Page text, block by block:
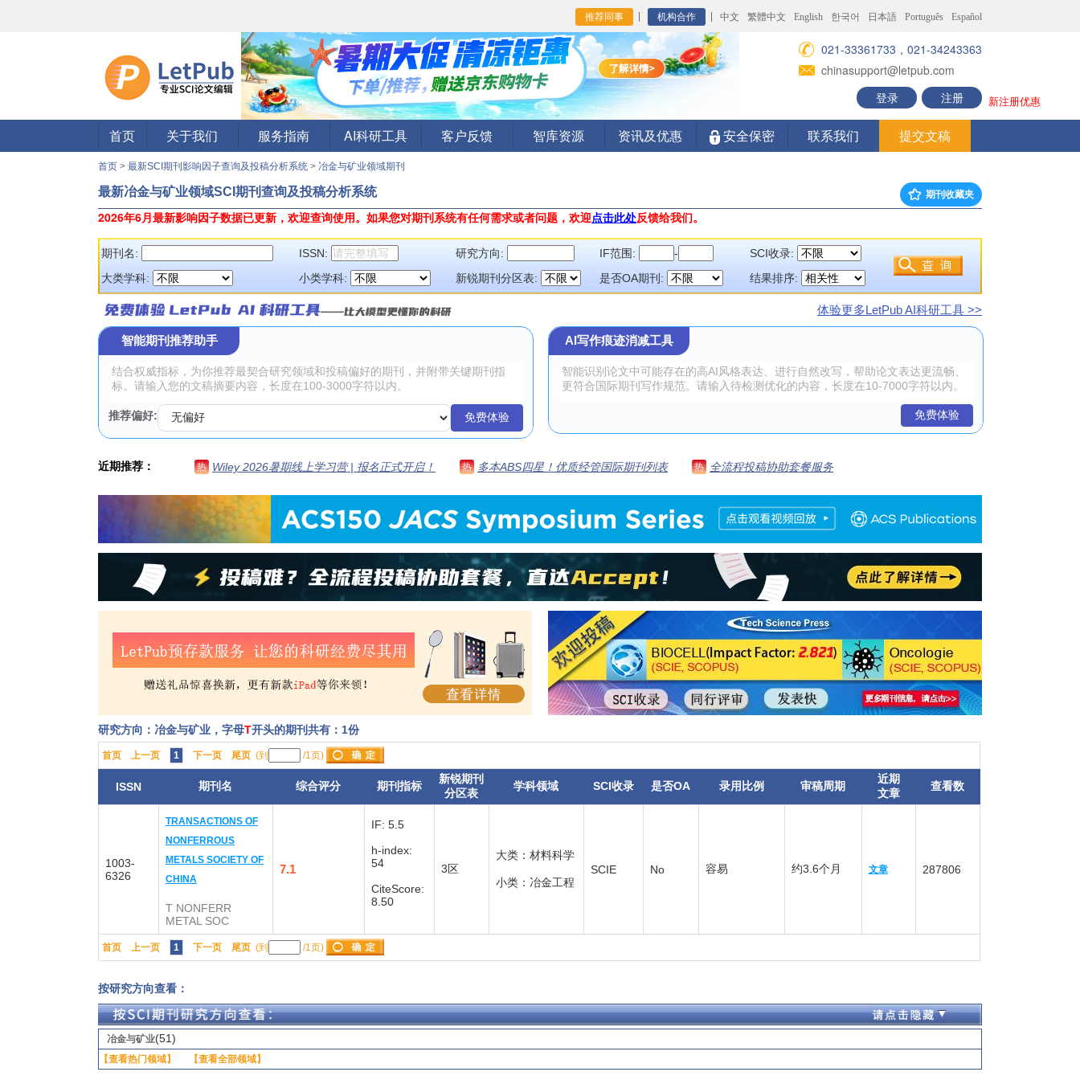
推荐同事 机构合作 中文 繁體中文 English 한국어 日本語 Português Español
021-33361733，021-34243363
chinasupport@letpub.com
登录
注册 新注册优惠
首页 关于我们 服务指南 AI科研工具 客户反馈 智库资源 资讯及优惠 安全保密 联系我们 提交文稿
首页 > 最新SCI期刊影响因子查询及投稿分析系统 > 冶金与矿业领域期刊
最新冶金与矿业领域SCI期刊查询及投稿分析系统 期刊收藏夹
2026年6月最新影响因子数据已更新，欢迎查询使用。 如果您对期刊系统有任何需求或者问题，欢迎点击此处反馈给我们。
期刊名: ISSN: 研究方向: IF范围: -
SCI收录:
大类学科:
小类学科: 新锐期刊分区表: 是否OA期刊: 结果排序:
体验更多LetPub AI科研工具 >>
智能期刊推荐助手
推荐偏好: 免费体验
AI写作痕迹消减工具
免费体验
近期推荐： 热 Wiley 2026暑期线上学习营 | 报名正式开启！ 热 多本ABS四星！优质经管国际期刊列表 热 全流程投稿协助套餐服务
研究方向：冶金与矿业，字母T开头的期刊共有：1份
首页 上一页 1 下一页 尾页 (到 /1页)
ISSN 期刊名 综合评分 期刊指标
新锐期刊
分区表
学科领域 SCI收录 是否OA 录用比例 审稿周期
近期
文章
查看数
1003-
6326
TRANSACTIONS OF
NONFERROUS
METALS SOCIETY OF
CHINA
T NONFERR
METAL SOC
7.1
IF: 5.5
h-index:
54
CiteScore:
8.50
3区
大类：材料科学
小类：冶金工程
SCIE No 容易 约3.6个月 文章 287806
首页 上一页 1 下一页 尾页 (到 /1页)
按研究方向查看：
冶金与矿业(51)
【查看热门领域】 【查看全部领域】